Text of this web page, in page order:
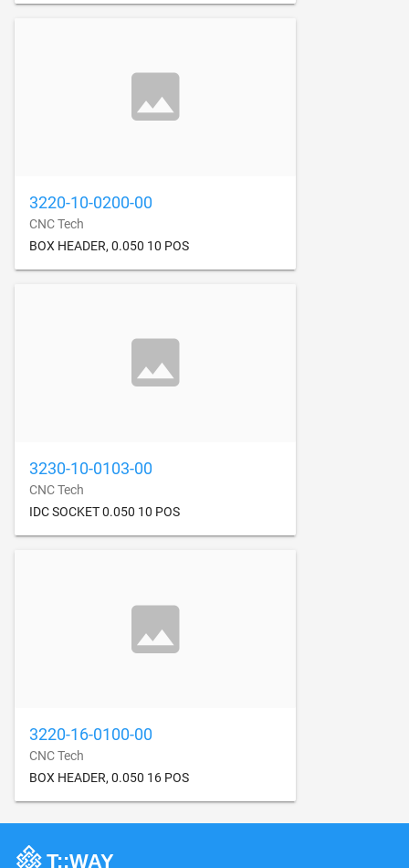
3220-10-0200-00
CNC Tech
BOX HEADER, 0.050 10 POS
3230-10-0103-00
CNC Tech
IDC SOCKET 0.050 10 POS
3220-16-0100-00
CNC Tech
BOX HEADER, 0.050 16 POS